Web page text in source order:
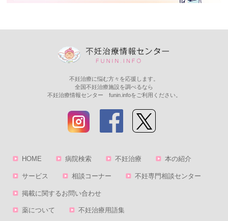
不妊治療に悩む方々を応援します。
全国不妊治療施設を調べるなら
不妊治療情報センター funin.infoをご利用ください。
HOME 病院検索 不妊治療 本の紹介
サービス 相談コーナー 不妊専門相談センター
掲載に関するお問い合わせ
薬について 不妊治療用語集